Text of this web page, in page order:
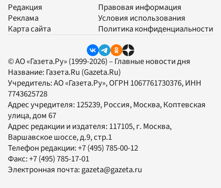
Редакция
Реклама
Карта сайта
Правовая информация
Условия использования
Политика конфиденциальности
© АО «Газета.Ру» (1999-2026) – Главные новости дня
Название: Газета.Ru (Gazeta.Ru)
Учредитель:АО «Газета.Ру», ОГРН 1067761730376, ИНН
7743625728
Адрес учредителя: 125239, Россия, Москва, Коптевская
улица, дом 67
Адрес редакции и издателя: 117105, г. Москва,
Варшавское шоссе, д.9, стр.1
Телефон редакции:+7 (495) 785-00-12
Факс:+7 (495) 785-17-01
Электронная почта:gazeta@gazeta.ru